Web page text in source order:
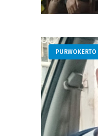
PURWOKERTO